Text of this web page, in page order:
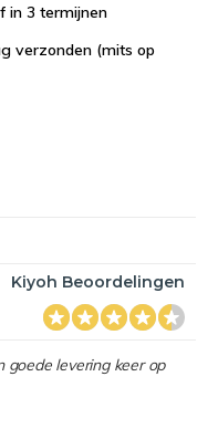
in 3 termijnen
verzonden (mits op
Kiyoh Beoordelingen
goede levering keer op